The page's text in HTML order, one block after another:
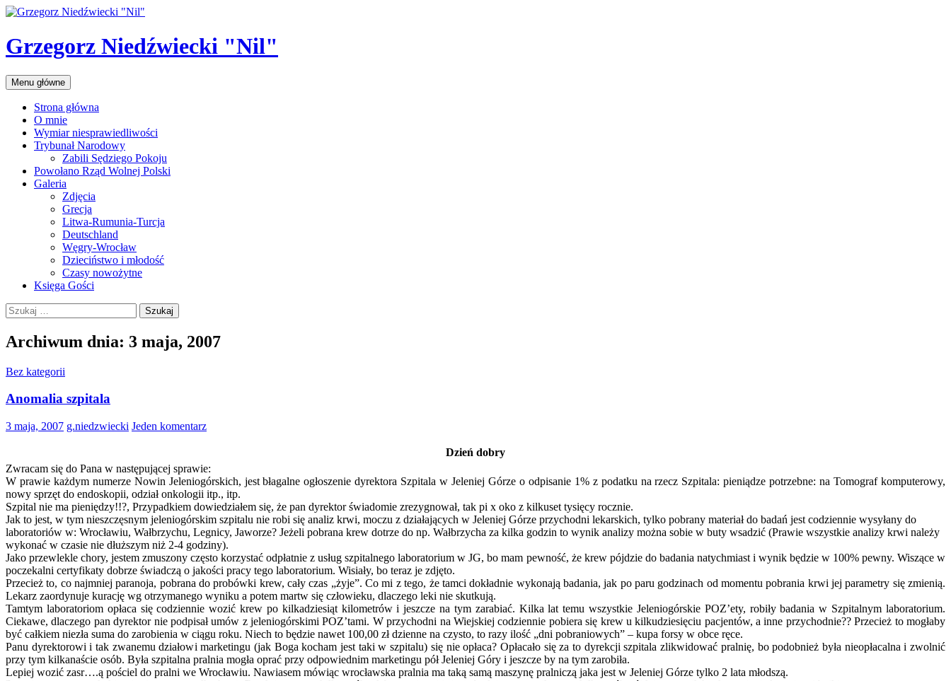
Przejdź
treści
Grzegorz Niedźwiecki "Nil"
Szukaj
Menu główne
Strona główna
O mnie
Wymiar niesprawiedliwości
Trybunał Narodowy
Zabili Sędziego Pokoju
Powołano Rząd Wolnej Polski
Galeria
Zdjęcia
Grecja
Litwa-Rumunia-Turcja
Deutschland
Węgry-Wrocław
Dzieciństwo i młodość
Czasy nowożytne
Księga Gości
Szukaj:
Archiwum dnia: 3 maja, 2007
Bez kategorii
Anomalia szpitala
3 maja, 2007 g.niedzwiecki Jeden komentarz
Dzień dobry
Zwracam się do Pana w następującej sprawie:
W prawie każdym numerze Nowin Jeleniogórskich, jest błagalne ogłoszenie dyrektora Szpitala w Jeleniej Górze o odpisanie 1% z podatku na rzecz Szpitala: pieniądze potrzebne: na Tomograf komputerowy,
nowy sprzęt do endoskopii, odział onkologii itp., itp.
Szpital nie ma pieniędzy!!?, Przypadkiem dowiedziałem się, że pan dyrektor świadomie zrezygnował, tak pi x oko z kilkuset tysięcy rocznie.
Jak to jest, w tym nieszczęsnym jeleniogórskim szpitalu nie robi się analiz krwi, moczu z działających w Jeleniej Górze przychodni lekarskich, tylko pobrany materiał do badań jest codziennie wysyłany do
laboratoriów w: Wrocławiu, Wałbrzychu, Legnicy, Jaworze? Jeżeli pobrana krew dotrze do np. Wałbrzycha za kilka godzin to wynik analizy można sobie w buty wsadzić (Prawie wszystkie analizy krwi należy
wykonać w czasie nie dłuższym niż 2-4 godziny).
Jako przewlekle chory, jestem zmuszony często korzystać odpłatnie z usług szpitalnego laboratorium w JG, bo mam pewność, że krew pójdzie do badania natychmiast i wynik będzie w 100% pewny. Wiszące w
poczekalni certyfikaty dobrze świadczą o jakości pracy tego laboratorium. Wisiały, bo teraz je zdjęto.
Przecież to, co najmniej paranoja, pobrana do probówki krew, cały czas „żyje”. Co mi z tego, że tamci dokładnie wykonają badania, jak po paru godzinach od momentu pobrania krwi jej parametry się zmienią.
Lekarz zaordynuje kurację wg otrzymanego wyniku a potem martw się człowieku, dlaczego leki nie skutkują.
Tamtym laboratoriom opłaca się codziennie wozić krew po kilkadziesiąt kilometrów i jeszcze na tym zarabiać. Kilka lat temu wszystkie Jeleniogórskie POZ’ety, robiły badania w Szpitalnym laboratorium.
Ciekawe, dlaczego pan dyrektor nie podpisał umów z jeleniogórskimi POZ’tami. W przychodni na Wiejskiej codziennie pobiera się krew u kilkudziesięciu pacjentów, a inne przychodnie?? Przecież to mogłaby
być całkiem niezła suma do zarobienia w ciągu roku. Niech to będzie nawet 100,00 zł dzienne na czysto, to razy ilość „dni pobraniowych” – kupa forsy w obce ręce.
Panu dyrektorowi i tak zwanemu działowi marketingu (jak Boga kocham jest taki w szpitalu) się nie opłaca? Opłacało się za to dyrekcji szpitala zlikwidować pralnię, bo podobnież była nieopłacalna i zwolnić
przy tym kilkanaście osób. Była szpitalna pralnia mogła oprać przy odpowiednim marketingu pół Jeleniej Góry i jeszcze by na tym zarobiła.
Lepiej wozić zasr….ą pościel do pralni we Wrocławiu. Nawiasem mówiąc wrocławska pralnia ma taką samą maszynę pralniczą jaka jest w Jeleniej Górze tylko 2 lata młodszą.